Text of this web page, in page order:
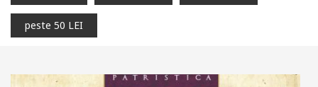
peste 50 LEI